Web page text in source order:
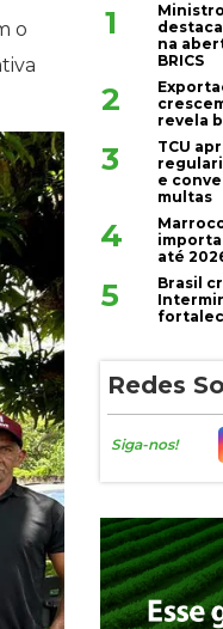
o
1
na
BRICS
2
revela
3
TCU
e
multas
4
até
5
Brasil
Redes
Siga-nos!